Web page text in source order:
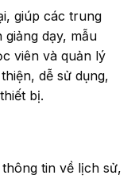
giúp các trung
dạy, mẫu
viên và quản lý
dễ sử dụng,
bị.
tin về lịch sử,